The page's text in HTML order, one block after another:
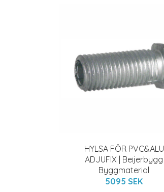
HYLSA FÖR PVC&ALU
ADJUFIX | Beijerbygg
Byggmaterial
5095 SEK